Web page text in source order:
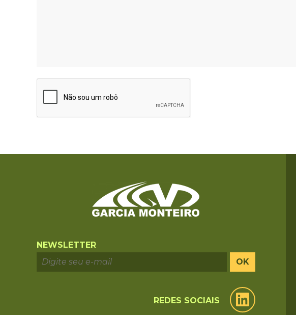
NEWSLETTER
OK
REDES SOCIAIS